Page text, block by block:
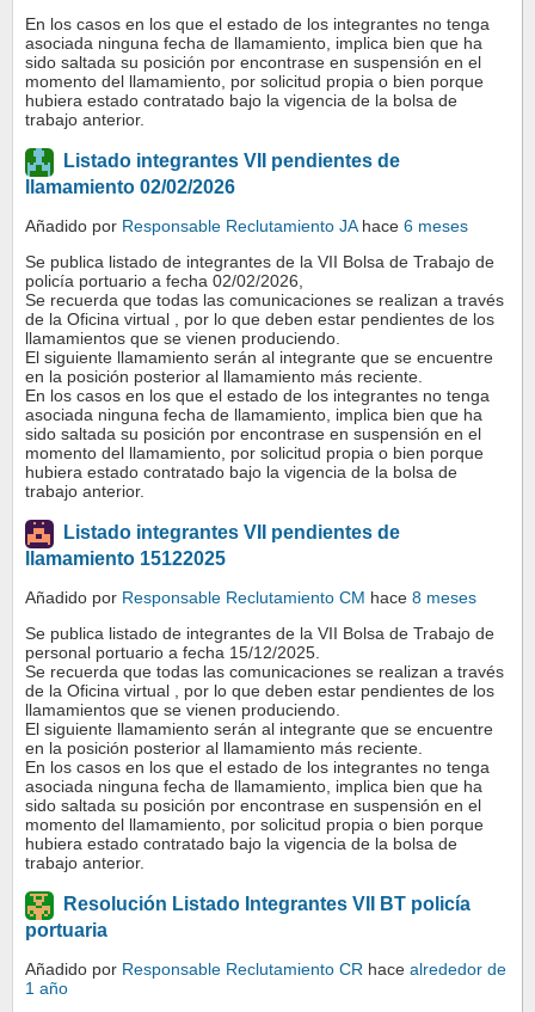
En los casos en los que el estado de los integrantes no tenga
asociada ninguna fecha de llamamiento, implica bien que ha
sido saltada su posición por encontrase en suspensión en el
momento del llamamiento, por solicitud propia o bien porque
hubiera estado contratado bajo la vigencia de la bolsa de
trabajo anterior.
Listado integrantes VII pendientes de
llamamiento 02/02/2026
Añadido por Responsable Reclutamiento JAhace 6 meses
Se publica listado de integrantes de la VII Bolsa de Trabajo de
policía portuario a fecha 02/02/2026,
Se recuerda que todas las comunicaciones se realizan a través
de la Oficina virtual , por lo que deben estar pendientes de los
llamamientos que se vienen produciendo.
El siguiente llamamiento serán al integrante que se encuentre
en la posición posterior al llamamiento más reciente.
En los casos en los que el estado de los integrantes no tenga
asociada ninguna fecha de llamamiento, implica bien que ha
sido saltada su posición por encontrase en suspensión en el
momento del llamamiento, por solicitud propia o bien porque
hubiera estado contratado bajo la vigencia de la bolsa de
trabajo anterior.
Listado integrantes VII pendientes de
llamamiento 15122025
Añadido por Responsable Reclutamiento CM hace 8 meses
Se publica listado de integrantes de la VII Bolsa de Trabajo de
personal portuario a fecha 15/12/2025.
Se recuerda que todas las comunicaciones se realizan a través
de la Oficina virtual , por lo que deben estar pendientes de los
llamamientos que se vienen produciendo.
El siguiente llamamiento serán al integrante que se encuentre
en la posición posterior al llamamiento más reciente.
En los casos en los que el estado de los integrantes no tenga
asociada ninguna fecha de llamamiento, implica bien que ha
sido saltada su posición por encontrase en suspensión en el
momento del llamamiento, por solicitud propia o bien porque
hubiera estado contratado bajo la vigencia de la bolsa de
trabajo anterior.
Resolución Listado Integrantes VII BT policía
portuaria
Añadido por Responsable Reclutamiento CR hace alrededor de
1 año